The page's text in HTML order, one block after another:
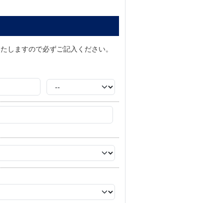
しますので必ずご記入ください。